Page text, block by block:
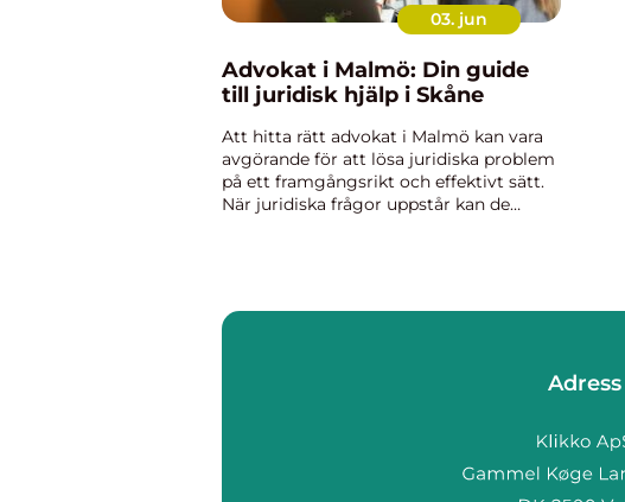
03. jun
Advokat i Malmö: Din guide
till juridisk hjälp i Skåne
Att hitta rätt advokat i Malmö kan vara
avgörande för att lösa juridiska problem
på ett framgångsrikt och effektivt sätt.
När juridiska frågor uppstår kan de
Adress